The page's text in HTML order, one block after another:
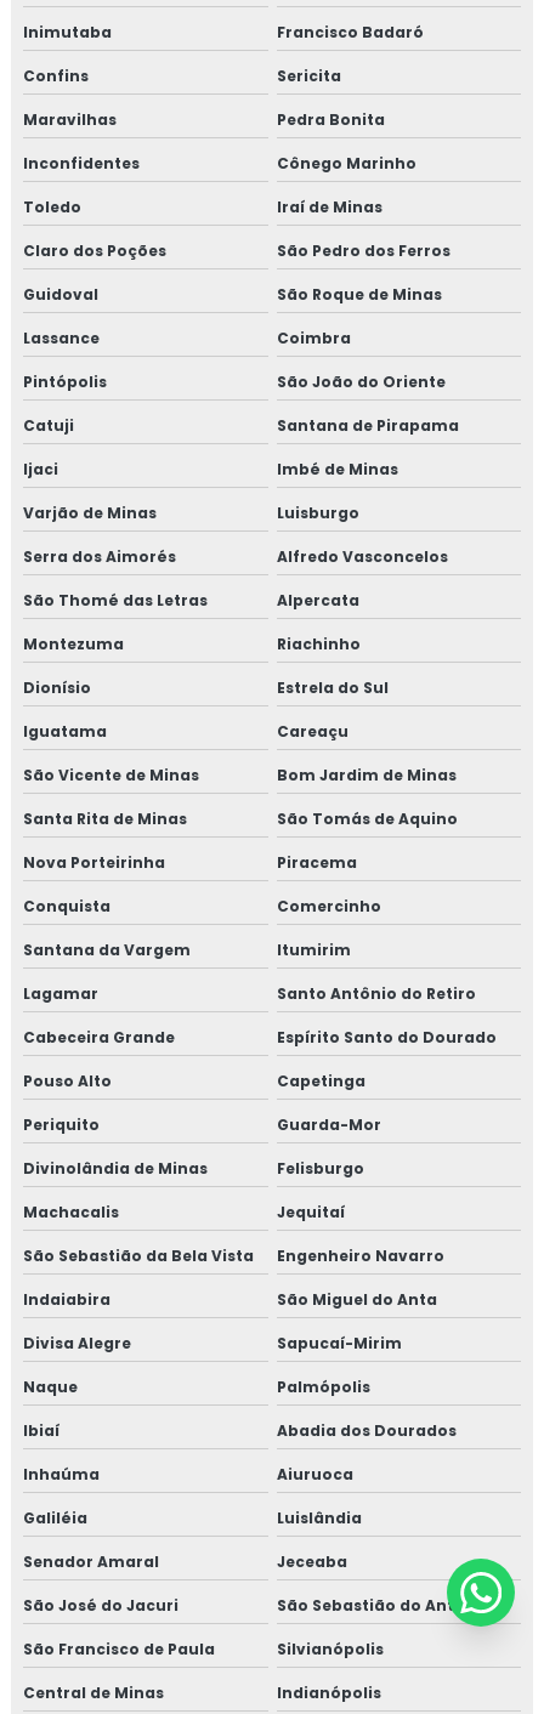
Inimutaba Francisco Badaró
Confins Sericita
Maravilhas Pedra Bonita
Inconfidentes Cônego Marinho
Toledo Iraí de Minas
Claro dos Poções São Pedro dos Ferros
Guidoval São Roque de Minas
Lassance Coimbra
Pintópolis São João do Oriente
Catuji Santana de Pirapama
Ijaci Imbé de Minas
Varjão de Minas Luisburgo
Serra dos Aimorés Alfredo Vasconcelos
São Thomé das Letras Alpercata
Montezuma Riachinho
Dionísio Estrela do Sul
Iguatama Careaçu
São Vicente de Minas Bom Jardim de Minas
Santa Rita de Minas São Tomás de Aquino
Nova Porteirinha Piracema
Conquista Comercinho
Santana da Vargem Itumirim
Lagamar Santo Antônio do Retiro
Cabeceira Grande Espírito Santo do Dourado
Pouso Alto Capetinga
Periquito Guarda-Mor
Divinolândia de Minas Felisburgo
Machacalis Jequitaí
São Sebastião da Bela Vista Engenheiro Navarro
Indaiabira São Miguel do Anta
Divisa Alegre Sapucaí-Mirim
Naque Palmópolis
Ibiaí Abadia dos Dourados
Inhaúma Aiuruoca
Galiléia Luislândia
Senador Amaral Jeceaba
São José do Jacuri São Sebastião do Anta
São Francisco de Paula Silvianópolis
Central de Minas Indianópolis